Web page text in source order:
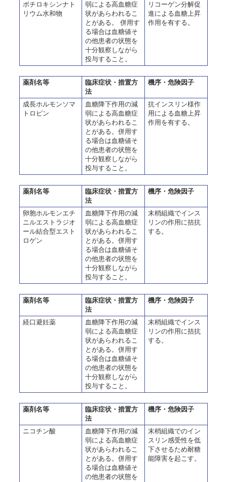
ボチロキシンナト
リウム水和物
弱による高血糖症
状があらわれるこ
とがある。 併用す
る場合は血糖値そ
の他患者の状態を
十分観察しながら
投与すること。
リコーゲン分解促
進による血糖上昇
作用を有する。
薬剤名等
臨床症状・措置方
法
機序・危険因子
成長ホルモンソマ
トロピン
血糖降下作用の減
弱による高血糖症
状があらわれるこ
とがある。併用す
る場合は血糖値そ
の他患者の状態を
十分観察しながら
投与すること。
抗インスリン様作
用による血糖上昇
作用を有する。
薬剤名等
臨床症状・措置方
法
機序・危険因子
卵胞ホルモンエチ
ニルエストラジオ
ール結合型エスト
ロゲン
血糖降下作用の減
弱による高血糖症
状があらわれるこ
とがある。併用す
る場合は血糖値そ
の他患者の状態を
十分観察しながら
投与すること。
末梢組織でインス
リンの作用に拮抗
する。
薬剤名等
臨床症状・措置方
法
機序・危険因子
経口避妊薬
血糖降下作用の減
弱による高血糖症
状があらわれるこ
とがある。併用す
る場合は血糖値そ
の他患者の状態を
十分観察しながら
投与すること。
末梢組織でインス
リンの作用に拮抗
する。
薬剤名等
臨床症状・措置方
法
機序・危険因子
ニコチン酸
血糖降下作用の減
弱による高血糖症
状があらわれるこ
とがある。併用す
る場合は血糖値そ
の他患者の状態を
末梢組織でのイン
スリン感受性を低
下させるため耐糖
能障害を起こす。